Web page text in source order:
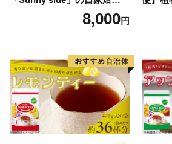
琲こまきブレンド（200g）
8,000円
プレ